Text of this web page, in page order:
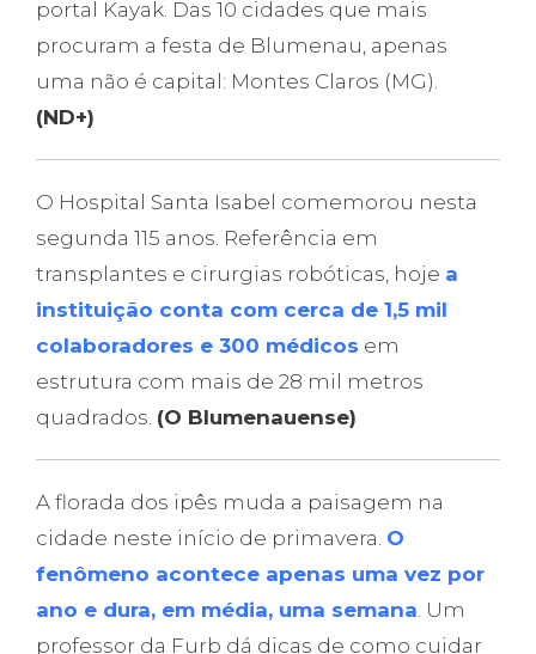
portal Kayak. Das 10 cidades que mais
procuram a festa de Blumenau, apenas
uma não é capital: Montes Claros (MG).
(ND+)
O Hospital Santa Isabel comemorou nesta
segunda 115 anos. Referência em
transplantes e cirurgias robóticas, hoje a
instituição conta com cerca de 1,5 mil
colaboradores e 300 médicos em
estrutura com mais de 28 mil metros
quadrados. (O Blumenauense)
A florada dos ipês muda a paisagem na
cidade neste início de primavera. O
fenômeno acontece apenas uma vez por
ano e dura, em média, uma semana. Um
professor da Furb dá dicas de como cuidar